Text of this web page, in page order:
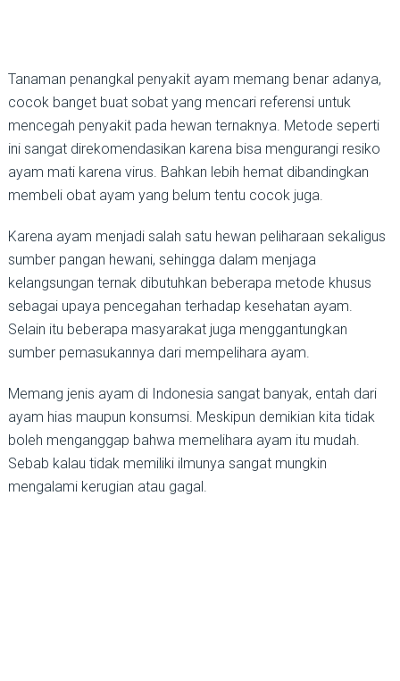
Tanaman penangkal penyakit ayam memang benar adanya,
cocok banget buat sobat yang mencari referensi untuk
mencegah penyakit pada hewan ternaknya. Metode seperti
ini sangat direkomendasikan karena bisa mengurangi resiko
ayam mati karena virus. Bahkan lebih hemat dibandingkan
membeli obat ayam yang belum tentu cocok juga.
Karena ayam menjadi salah satu hewan peliharaan sekaligus
sumber pangan hewani, sehingga dalam menjaga
kelangsungan ternak dibutuhkan beberapa metode khusus
sebagai upaya pencegahan terhadap kesehatan ayam.
Selain itu beberapa masyarakat juga menggantungkan
sumber pemasukannya dari mempelihara ayam.
Memang jenis ayam di Indonesia sangat banyak, entah dari
ayam hias maupun konsumsi. Meskipun demikian kita tidak
boleh menganggap bahwa memelihara ayam itu mudah.
Sebab kalau tidak memiliki ilmunya sangat mungkin
mengalami kerugian atau gagal.